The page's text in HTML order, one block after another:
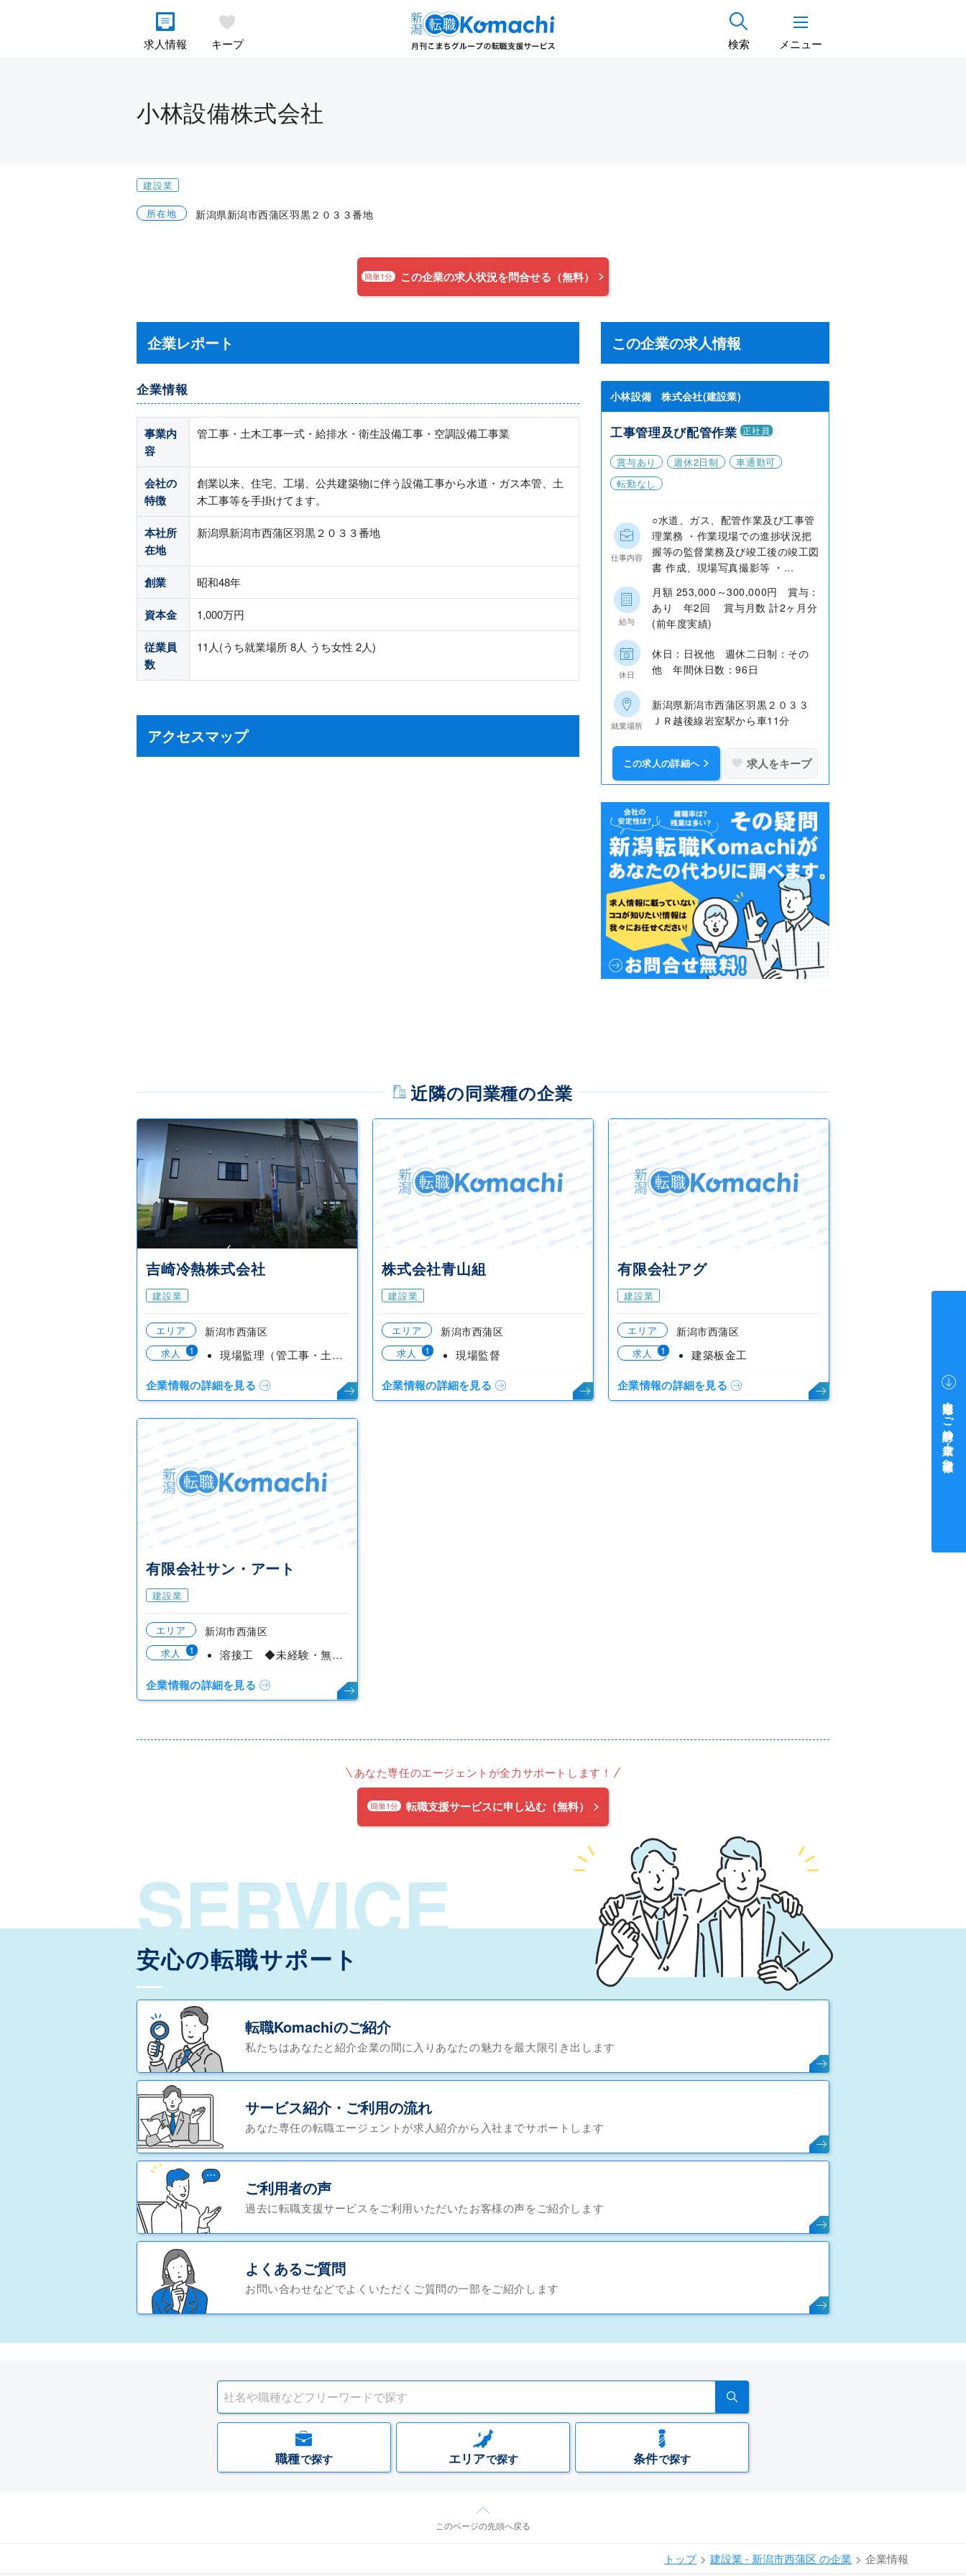
求人情報 キープ 検索 メニュー
小林設備株式会社
建設業
所在地 新潟県新潟市西蒲区羽黒２０３３番地
簡単1分 この企業の求人状況を問合せる（無料）
企業レポート
企業情報
事業内
容
管工事・土木工事一式・給排水・衛生設備工事・空調設備工事業
会社の
特徴
創業以来、住宅、工場、公共建築物に伴う設備工事から水道・ガス本管、土
木工事等を手掛けてます。
本社所
在地
新潟県新潟市西蒲区羽黒２０３３番地
創業 昭和48年
資本金 1,000万円
従業員
数
11人(うち就業場所 8人 うち女性 2人)
アクセスマップ
この企業の求人情報
小林設備 株式会社(建設業)
工事管理及び配管作業 正社員
賞与あり 週休2日制
車通勤可
転勤なし
仕事内容
○水道、ガス、配管作業及び工事管
理業務 ・作業現場での進捗状況把
握等の監督業務及び竣工後の竣工図
書 作成、現場写真撮影等 ・...
給与
月額 253,000～300,000円 賞与：
あり 年2回 賞与月数 計2ヶ月分
(前年度実績)
休日
休日：日祝他 週休二日制：その
他 年間休日数：96日
就業場所
新潟県新潟市西蒲区羽黒２０３３
ＪＲ越後線岩室駅から車11分
この求人の詳細へ 求人をキープ
近隣の同業種の企業
吉崎冷熱株式会社
建設業
エリア 新潟市西蒲区
求人 1 現場監理（管工事・土木工事）
企業情報の詳細を見る
株式会社青山組
建設業
エリア 新潟市西蒲区
求人 1 現場監督
企業情報の詳細を見る
有限会社アグ
建設業
エリア 新潟市西蒲区
求人 1 建築板金工
企業情報の詳細を見る
有限会社サン・アート
建設業
エリア 新潟市西蒲区
求人 1 溶接工 ◆未経験・無資格からの応募を歓迎します◆
企業情報の詳細を見る
あなた専任のエージェントが全力サポートします！
簡単1分 転職支援サービスに申し込む（無料）
SERVICE
安心の転職サポート
転職Komachiのご紹介
私たちはあなたと紹介企業の間に入りあなたの魅力を最大限引き出します
サービス紹介・ご利用の流れ
あなた専任の転職エージェントが求人紹介から入社までサポートします
ご利用者の声
過去に転職支援サービスをご利用いただいたお客様の声をご紹介します
よくあるご質問
お問い合わせなどでよくいただくご質問の一部をご紹介します
職種で探す エリアで探す 条件で探す
このページの先頭へ戻る
トップ 建設業 - 新潟市西蒲区 の企業 企業情報
中途採用をご検討中の企業・ご担当者様へ